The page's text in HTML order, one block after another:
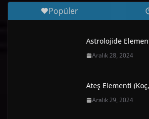
Popüler
Astrolojide
Aralık 28, 2024
Ateş Elementi
Aralık 29, 2024